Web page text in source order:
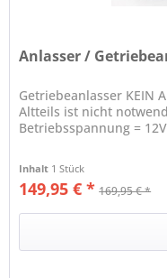
Anlasser /
Getriebeanlasser KEIN
Altteils ist nicht
Betriebsspannung =
Inhalt 1 Stück
149,95 € * 169,95 € *